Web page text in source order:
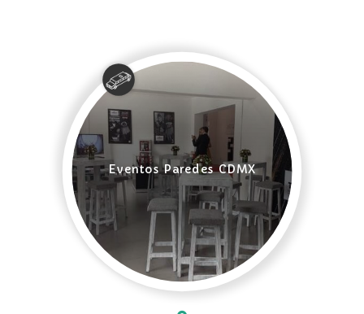
Eventos Paredes CDMX